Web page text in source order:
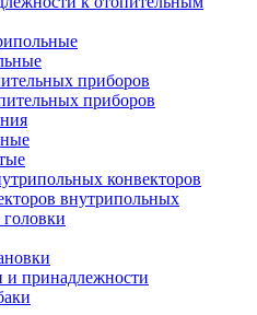
приборов
приборов
конвекторов
внутрипольных
головки
и принадлежности